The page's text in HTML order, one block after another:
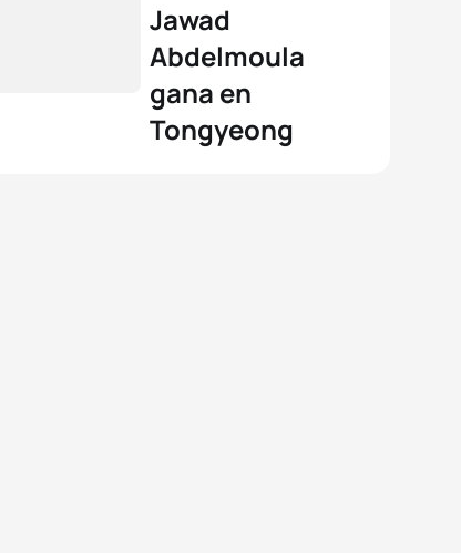
Jawad
Abdelmoula
gana en
Tongyeong